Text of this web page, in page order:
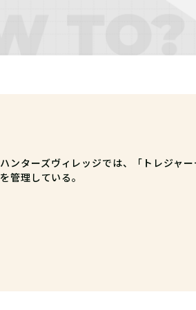
ハンターズヴィレッジでは、「トレジャ
を管理している。